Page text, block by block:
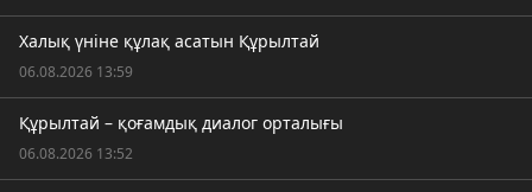
Халық үніне құлақ асатын Құрылтай
06.08.2026 13:59
Құрылтай – қоғамдық диалог орталығы
06.08.2026 13:52